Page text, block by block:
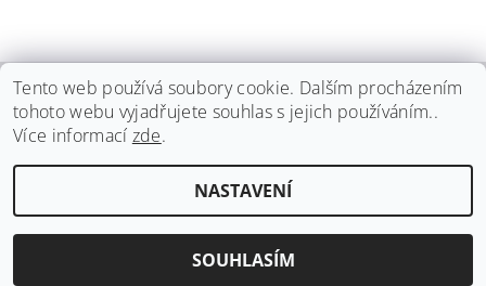
haspadent.cz
HASPA dent, spol. s r.o., všechna práva vyhrazena
cookies
Vytvořil Shoptet
Tento web používá soubory cookie. Dalším procházením
tohoto webu vyjadřujete souhlas s jejich používáním..
Více informací zde.
NASTAVENÍ
SOUHLASÍM